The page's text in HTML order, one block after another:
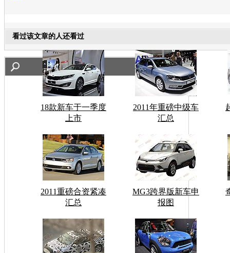
看过该文章的人还看过
18款新车于一季度
上市
2011年重磅中级车
汇总
2011重磅合资紧凑
汇总
MG3跨界版新车申
报图